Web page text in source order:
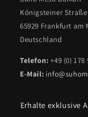
Königsteiner Straße
65929 Frankfurt am
Deutschland
Telefon: +49 (0) 178
E-Mail:
Erhalte exklusive